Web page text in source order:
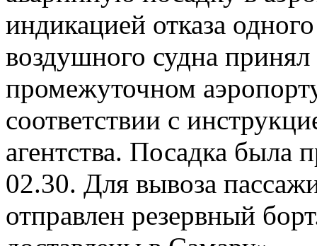
индикацией отказа
воздушного судна
промежуточном
соответствии с
агентства. Посадка была
02.30. Для вывоза
отправлен резервный